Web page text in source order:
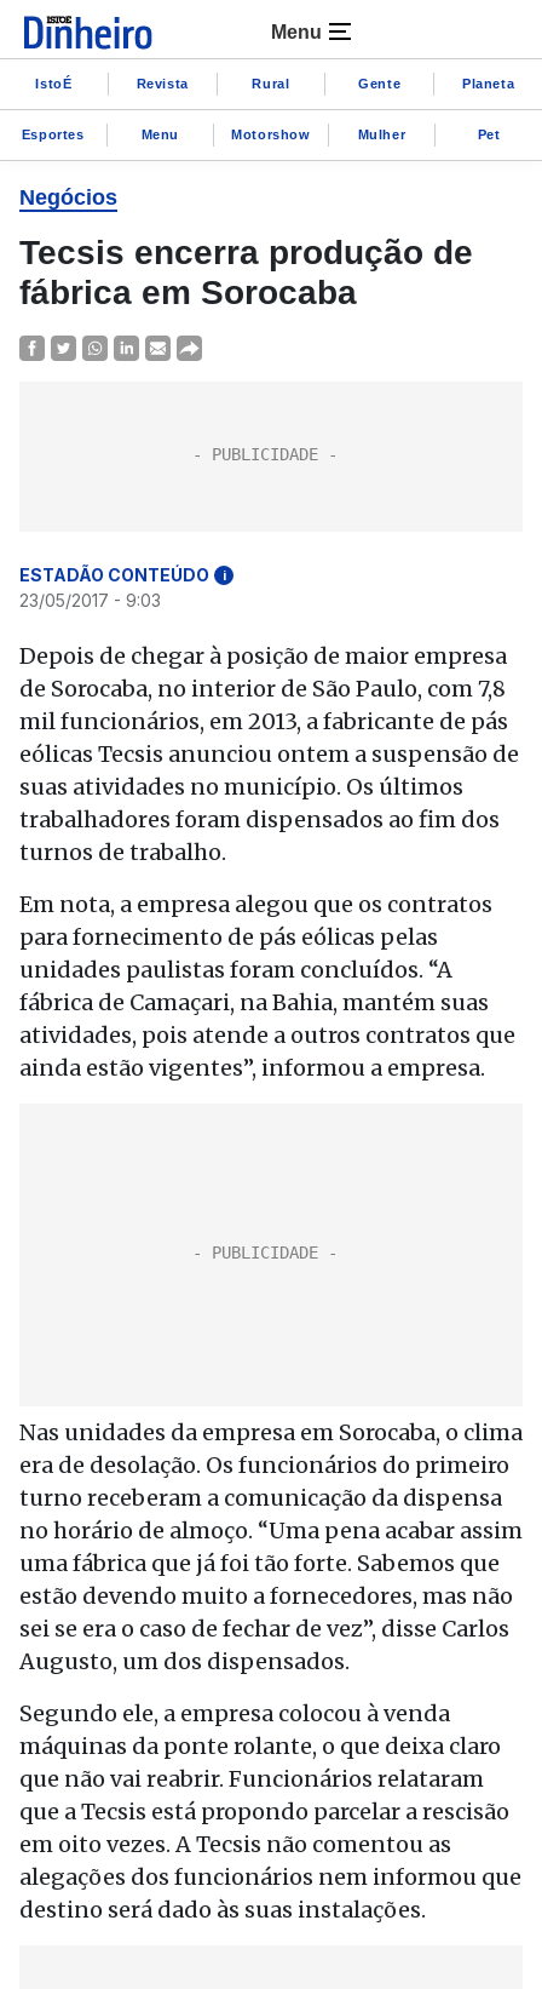
Menu
IstoÉ Revista Rural Gente Planeta
Esportes Menu Motorshow Mulher Pet
Negócios
Tecsis encerra produção de
fábrica em Sorocaba
ESTADÃO CONTEÚDO i
23/05/2017 - 9:03
Depois de chegar à posição de maior empresa
de Sorocaba, no interior de São Paulo, com 7,8
mil funcionários, em 2013, a fabricante de pás
eólicas Tecsis anunciou ontem a suspensão de
suas atividades no município. Os últimos
trabalhadores foram dispensados ao fim dos
turnos de trabalho.
Em nota, a empresa alegou que os contratos
para fornecimento de pás eólicas pelas
unidades paulistas foram concluídos. “A
fábrica de Camaçari, na Bahia, mantém suas
atividades, pois atende a outros contratos que
ainda estão vigentes”, informou a empresa.
Nas unidades da empresa em Sorocaba, o clima
era de desolação. Os funcionários do primeiro
turno receberam a comunicação da dispensa
no horário de almoço. “Uma pena acabar assim
uma fábrica que já foi tão forte. Sabemos que
estão devendo muito a fornecedores, mas não
sei se era o caso de fechar de vez”, disse Carlos
Augusto, um dos dispensados.
Segundo ele, a empresa colocou à venda
máquinas da ponte rolante, o que deixa claro
que não vai reabrir. Funcionários relataram
que a Tecsis está propondo parcelar a rescisão
em oito vezes. A Tecsis não comentou as
alegações dos funcionários nem informou que
destino será dado às suas instalações.